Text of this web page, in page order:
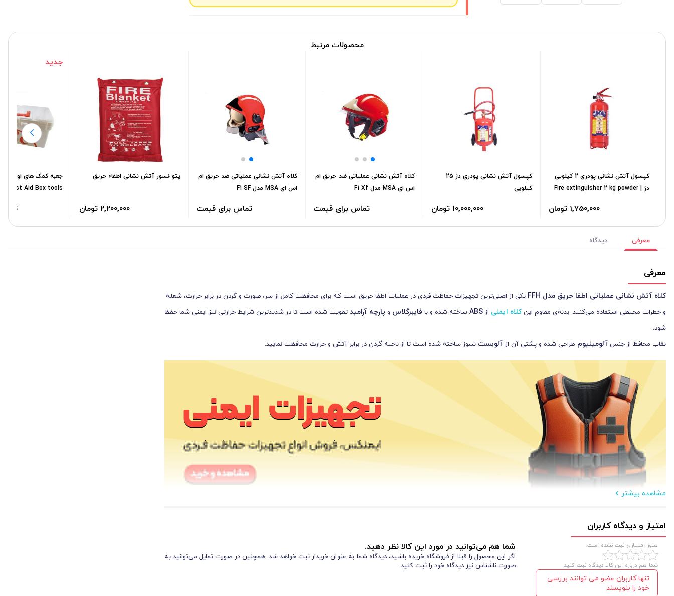
محصولات مرتبط
کپسول آتش نشانی پودری 2 کیلویی
دژ | Fire extinguisher 2 kg powder
1٬750٬000 تومان
کپسول آتش نشانی پودری دژ 25
کیلویی
10٬000٬000 تومان
کلاه آتش نشانی عملیاتی ضد حریق ام
اس ای MSA مدل F1 Xf
تماس برای قیمت
کلاه آتش نشانی عملیاتی ضد حریق ام
اس ای MSA مدل F1 SF
تماس برای قیمت
پتو نسوز آتش نشانی اطفاء حریق
2٬200٬000 تومان
جدید
First Aid Box tools
معرفی دیدگاه
معرفی
کلاه آتش نشانی عملیاتی اطفا حریق مدل
یکی از اصلی‌ترین تجهیزات حفاظت فردی در عملیات اطفا حریق است که برای محافظت کامل از سر، صورت و گردن در برابر حرارت، شعله
و خطرات محیطی استفاده می‌کنید. بدنه‌ی مقاوم اینکلاه ایمنی از ABS ساخته شده و با فایبرگلاس و پارچه آرامید تقویت شده است تا در شدیدترین شرایط حرارتی نیز ایمنی شما حفظ
شود.
نقاب محافظ از جنس آلومینیوم طراحی شده و پشتی آن از آلوبست نسوز ساخته شده است تا از ناحیه گردن در برابر آتش و حرارت محافظت نمایید.
این مدل به یک بند تنظیم‌شونده از جنس ابریشم مجهز است که به‌راحتی متناسب با سر خود فیکس می‌کنید. وجود نوار
دودآلود می‌شود. اگر به دنبال یک انتخاب حرفه‌ای، سبک و مقاوم هستید، کلاه
مشاهده بیشتر
امتیاز و دیدگاه کاربران
هنوز امتیازی ثبت نشده است.
شما هم درباره این کالا دیدگاه ثبت کنید
تنها کاربران عضو می توانند بررسی
خود را بنویسند
شما هم می‌توانید در مورد این کالا نظر دهید.
اگر این محصول را قبلا از فروشگاه خریده باشید، دیدگاه شما به عنوان خریدار ثبت خواهد شد. همچنین در صورت تمایل می‌توانید به
صورت ناشناس نیز دیدگاه خود را ثبت کنید